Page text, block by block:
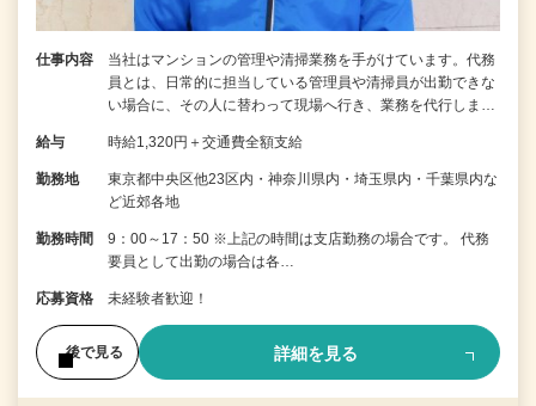
仕事内容
当社はマンションの管理や清掃業務を手がけています。代務
員とは、日常的に担当している管理員や清掃員が出勤できな
い場合に、その人に替わって現場へ行き、業務を代行しま…
給与 時給1,320円＋交通費全額支給
勤務地
東京都中央区他23区内・神奈川県内・埼玉県内・千葉県内な
ど近郊各地
勤務時間
9：00～17：50 ※上記の時間は支店勤務の場合です。 代務
要員として出勤の場合は各…
応募資格 未経験者歓迎！
後で見る 詳細を見る